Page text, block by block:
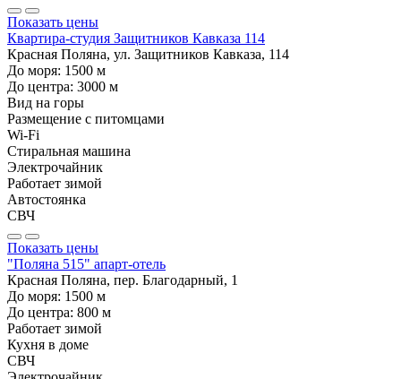
Показать цены
Квартира-студия Защитников Кавказа 114
Красная Поляна, ул. Защитников Кавказа, 114
До моря: 1500 м
До центра: 3000 м
Вид на горы
Размещение с питомцами
Wi-Fi
Стиральная машина
Электрочайник
Работает зимой
Автостоянка
СВЧ
Показать цены
"Поляна 515" апарт-отель
Красная Поляна, пер. Благодарный, 1
До моря: 1500 м
До центра: 800 м
Работает зимой
Кухня в доме
СВЧ